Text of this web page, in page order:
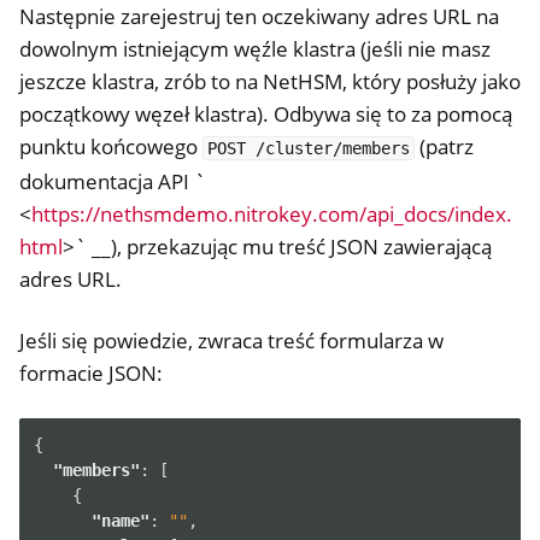
Następnie zarejestruj ten oczekiwany adres URL na
dowolnym istniejącym węźle klastra (jeśli nie masz
jeszcze klastra, zrób to na NetHSM, który posłuży jako
początkowy węzeł klastra). Odbywa się to za pomocą
punktu końcowego POST /cluster/members (patrz
dokumentacja API `
<https://nethsmdemo.nitrokey.com/api_docs/index.
html>` __), przekazując mu treść JSON zawierającą
adres URL.
Jeśli się powiedzie, zwraca treść formularza w
formacie JSON:
{
"members" :
[
{
"name" : "" ,